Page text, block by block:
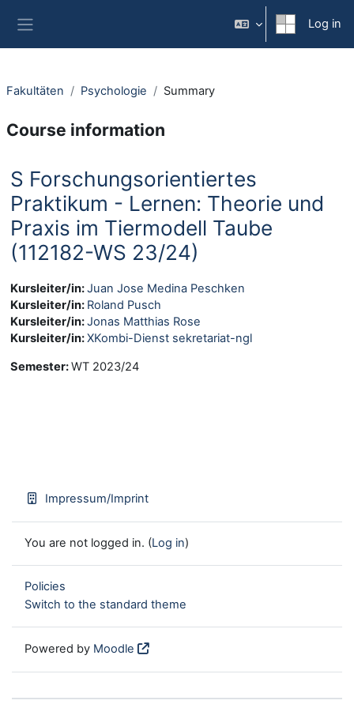
Log in
Fakultäten Psychologie Summary
Course information
S Forschungsorientiertes
Praktikum - Lernen: Theorie und
Praxis im Tiermodell Taube
(112182-WS 23/24)
Kursleiter/in:Juan Jose Medina Peschken
Kursleiter/in: Roland Pusch
Kursleiter/in:Jonas Matthias Rose
Kursleiter/in:XKombi-Dienst sekretariat-ngl
Semester:WT 2023/24
Impressum/Imprint
You are not logged in. (Log in)
Policies
Switch to the standard theme
Powered by Moodle